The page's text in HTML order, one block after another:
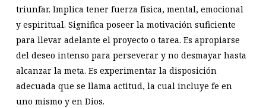
triunfar. Implica tener fuerza física, mental, emocional
y espiritual. Significa poseer la motivación suficiente
para llevar adelante el proyecto o tarea. Es apropiarse
del deseo intenso para perseverar y no desmayar hasta
alcanzar la meta. Es experimentar la disposición
adecuada que se llama actitud, la cual incluye fe en
uno mismo y en Dios.